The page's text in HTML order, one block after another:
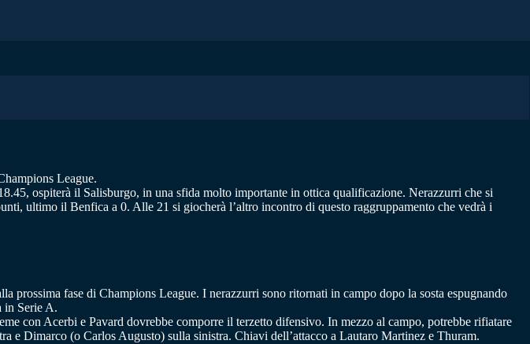
League.
ospiterà il Salisburgo, in una sfida molto importante in ottica qualificazione. Nerazzurri che si
ultimo il Benfica a 0. Alle 21 si giocherà l’altro incontro di questo raggruppamento che vedrà i
prossima fase di Champions League. I nerazzurri sono ritornati in campo dopo la sosta espugnando
in Serie A.
con Acerbi e Pavard dovrebbe comporre il terzetto difensivo. In mezzo al campo, potrebbe rifiatare
e Dimarco (o Carlos Augusto) sulla sinistra. Chiavi dell’attacco a Lautaro Martinez e Thuram.